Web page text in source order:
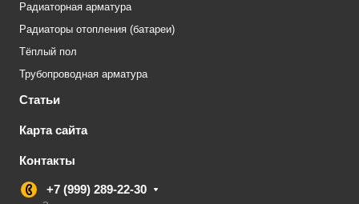
Радиаторная арматура
Радиаторы отопления (батареи)
Тёплый пол
Трубопроводная арматура
Статьи
Карта сайта
Контакты
+7 (999) 289-22-30